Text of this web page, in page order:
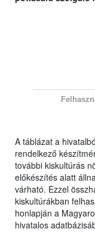
A táblázat a
rendelkező
további kiskultúrás
előkészítés alatt
várható. Ezzel
kiskultúrákban
honlapján a
hivatalos